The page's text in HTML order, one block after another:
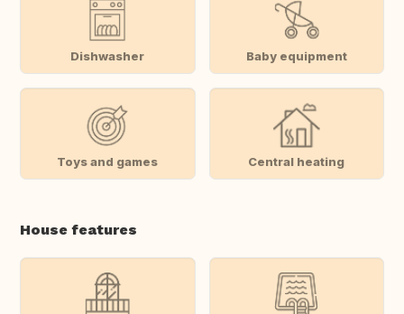
Dishwasher Baby equipment
Toys and games Central heating
House features